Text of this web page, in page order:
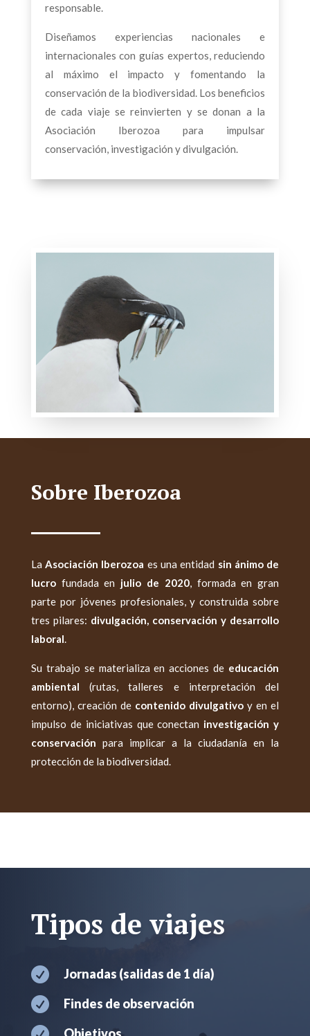
responsable.
Diseñamos experiencias nacionales e
internacionales con guías expertos, reduciendo
al máximo el impacto y fomentando la
conservación de la biodiversidad. Los beneficios
de cada viaje se reinvierten y se donan a la
Asociación Iberozoa para impulsar
conservación, investigación y divulgación.
Sobre Iberozoa
La Asociación Iberozoa es una entidad sin ánimo de
lucrofundada en julio de 2020, formada en gran
parte por jóvenes profesionales, y construida sobre
tres pilares: divulgación, conservación y desarrollo
laboral
Su trabajo se materializa en acciones de educación
ambiental (rutas, talleres e interpretación del
entorno), creación de contenido divulgativo y en el
impulso de iniciativas que conectan investigación y
conservación para implicar a la ciudadanía en la
protección de la biodiversidad.
Tipos de viajes
 Jornadas (salidas de 1 día)
 Findes de observación
Objetivos